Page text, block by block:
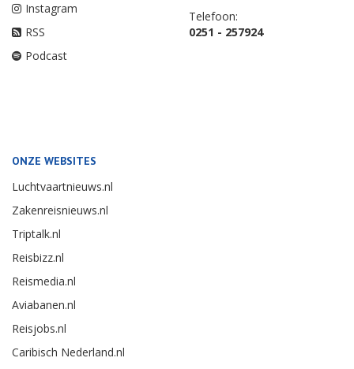
Instagram
RSS
Podcast
Telefoon:
0251 - 257924
ONZE WEBSITES
Luchtvaartnieuws.nl
Zakenreisnieuws.nl
Triptalk.nl
Reisbizz.nl
Reismedia.nl
Aviabanen.nl
Reisjobs.nl
Caribisch Nederland.nl